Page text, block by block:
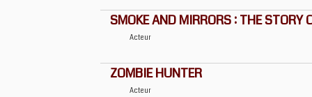
SMOKE AND MIRRORS : THE STORY
Acteur
ZOMBIE HUNTER
Acteur